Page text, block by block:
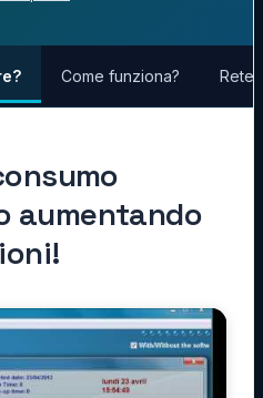
Come funziona? Rete
aumentando